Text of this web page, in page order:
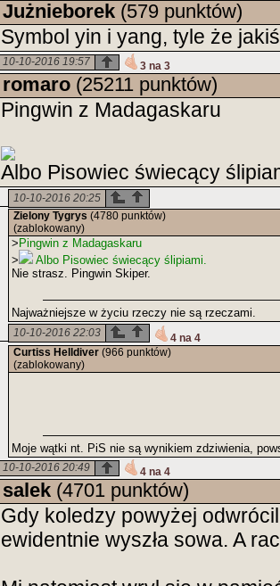
Jużnieborek (579 punktów)
Symbol yin i yang, tyle że
10-10-2016 19:57 3 na 3
romaro (25211 punktów)
Pingwin z Madagaskaru
Albo Pisowiec świecący
10-10-2016 20:25
Zielony Tygrys (4780 punktów)
(zablokowany)
> Pingwin z Madagaskaru
>
Albo Pisowiec świecący ślipiami.
Nie strasz. Pingwin Skiper.
Najważniejsze w życiu rzeczy nie są rzeczami.
10-10-2016 22:03
4 na 4
Curtiss Helldiver (966 punktów)
(zablokowany)
Moje wątki nt. PiS nie są wynikiem zdziwienia,
10-10-2016 20:49 4 na 4
salek (4701 punktów)
Gdy koledzy powyżej
ewidentnie wyszła sowa. A